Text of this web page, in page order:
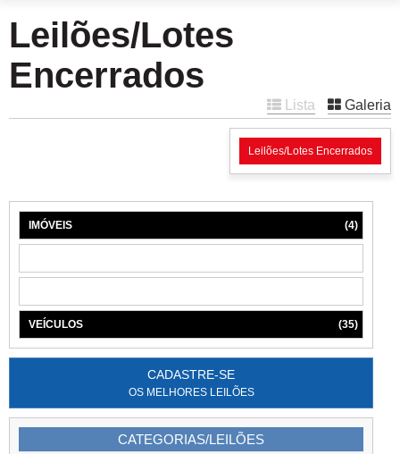
Leilões/Lotes
Encerrados
Lista Galeria
Leilões/Lotes Encerrados
IMÓVEIS (4)
VEÍCULOS (35)
CADASTRE-SE
OS MELHORES LEILÕES
CATEGORIAS/LEILÕES